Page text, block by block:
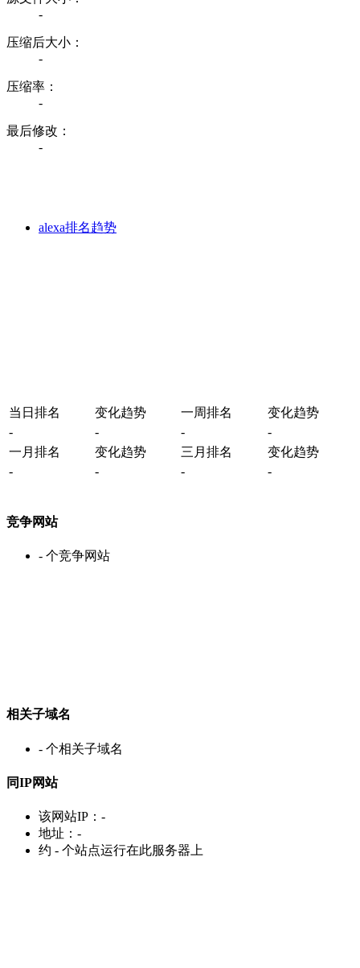
-
压缩后大小：
-
压缩率：
-
最后修改：
-
alexa排名趋势
当日排名 变化趋势 一周排名
变化趋势
-
- -
-
一月排名
变化趋势 三月排名
变化趋势
-
- - -
竞争网站
- 个竞争网站
相关子域名
- 个相关子域名
同IP网站
该网站IP： -
地址： -
约 - 个站点运行在此服务器上